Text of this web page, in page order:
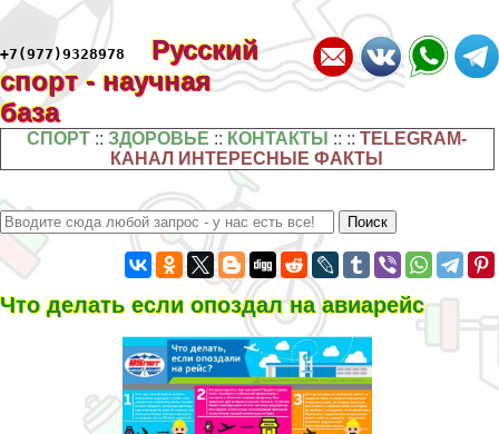
+7(977)9328978
Русский
спорт - научная
база
СПОРТ ::ЗДОРОВЬЕ :: КОНТАКТЫ :: ::TELEGRAM-
КАНАЛ ИНТЕРЕСНЫЕ ФАКТЫ
Что делать если опоздал на авиарейс